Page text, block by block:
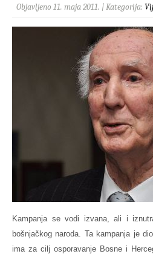
Objavljeno 11. maja 2011. | Kategorija:
Kampanja se vodi izvana, ali i
bošnjačkog naroda. Ta kampanja je
ima za cilj osporavanje Bosne i